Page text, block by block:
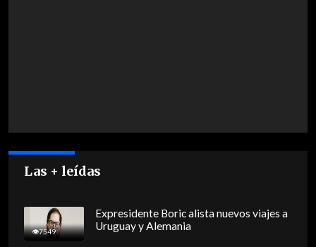
Las + leídas
7549
Expresidente Boric alista nuevos viajes a
Uruguay y Alemania